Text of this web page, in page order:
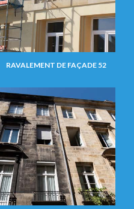
RAVALEMENT DE FAÇADE 52